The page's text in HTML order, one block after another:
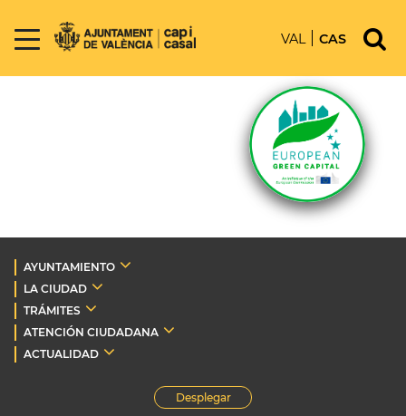
VAL CAS
AYUNTAMIENTO
LA CIUDAD
TRÁMITES
ATENCIÓN CIUDADANA
ACTUALIDAD
Desplegar